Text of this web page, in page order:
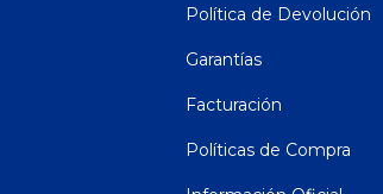
Política de Devolución
Garantías
Facturación
Políticas de Compra